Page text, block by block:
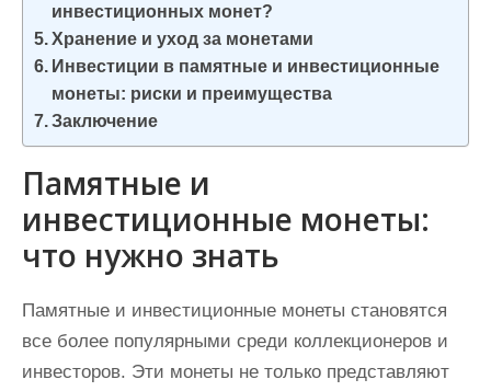
инвестиционных монет?
Хранение и уход за монетами
Инвестиции в памятные и инвестиционные
монеты: риски и преимущества
Заключение
Памятные и
инвестиционные монеты:
что нужно знать
Памятные и инвестиционные монеты становятся
все более популярными среди коллекционеров и
инвесторов. Эти монеты не только представляют